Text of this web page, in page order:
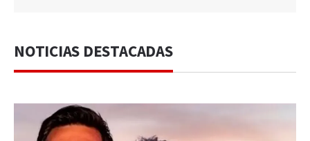
NOTICIAS DESTACADAS